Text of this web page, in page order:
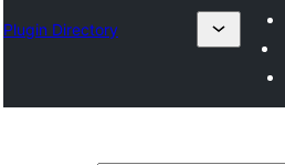
Plugin Directory